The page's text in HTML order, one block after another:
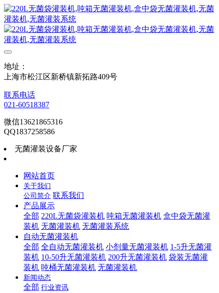
地址：
上海市松江区新桥镇新拓路409号
联系电话
021-60518387
微信13621865316
QQ1837258586
无菌灌装设备厂家
网站首页
关于我们
公司简介 联系我们
产品展示
全部 220L无菌袋灌装机 吨箱无菌灌装机 盒中袋无菌灌
装机 无菌灌装机 无菌灌装系统
自动无菌灌装机
全部 全自动无菌灌装机 小剂量无菌灌装机 1-5升无菌灌
装机 10-50升无菌灌装机 200升无菌灌装机 袋装无菌灌
装机 吨桶无菌灌装机 无菌灌装机
新闻动态
全部 行业资讯